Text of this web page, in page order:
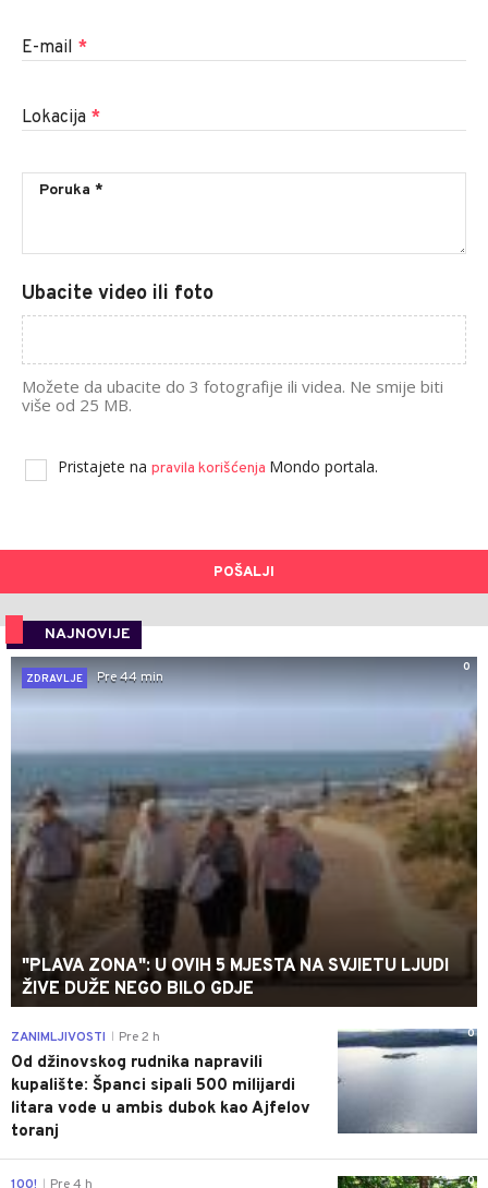
E-mail *
Lokacija *
Ubacite video ili foto
Možete da ubacite do 3 fotografije ili videa. Ne smije biti
više od 25 MB.
Pristajete na pravila korišćenja Mondo portala.
POŠALJI
NAJNOVIJE
0
ZDRAVLJE
Pre 44 min
"PLAVA ZONA": U OVIH 5 MJESTA NA SVJIETU LJUDI
ŽIVE DUŽE NEGO BILO GDJE
0
ZANIMLJIVOSTI Pre 2 h
Od džinovskog rudnika napravili
kupalište: Španci sipali 500 milijardi
litara vode u ambis dubok kao Ajfelov
toranj
0
100! Pre 4 h